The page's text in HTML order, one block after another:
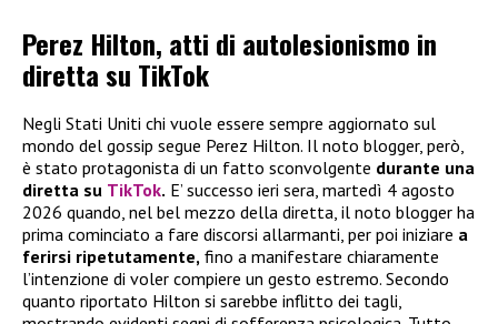
Perez Hilton, atti di autolesionismo in
diretta su TikTok
Negli Stati Uniti chi vuole essere sempre aggiornato sul
mondo del gossip segue Perez Hilton. Il noto blogger, però,
è stato protagonista di un fatto sconvolgente durante una
diretta su TikTok. E’ successo ieri sera, martedì 4 agosto
2026 quando, nel bel mezzo della diretta, il noto blogger ha
prima cominciato a fare discorsi allarmanti, per poi iniziare a
ferirsi ripetutamente, fino a manifestare chiaramente
l’intenzione di voler compiere un gesto estremo. Secondo
quanto riportato Hilton si sarebbe inflitto dei tagli,